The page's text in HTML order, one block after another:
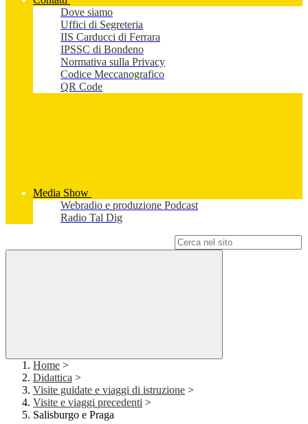
Dove siamo
Uffici di Segreteria
IIS Carducci di Ferrara
IPSSC di Bondeno
Normativa sulla Privacy
Codice Meccanografico
QR Code
Media Show
Webradio e produzione Podcast
Radio Tal Dig
Home >
Didattica >
Visite guidate e viaggi di istruzione >
Visite e viaggi precedenti >
Salisburgo e Praga